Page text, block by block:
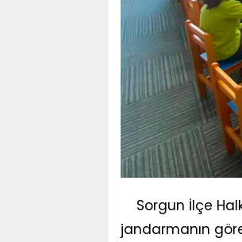
Sorgun İlçe
jandarmanın